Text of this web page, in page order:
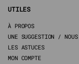
UTILES
À PROPOS
UNE SUGGESTION / NOUS
LES ASTUCES
MON COMPTE